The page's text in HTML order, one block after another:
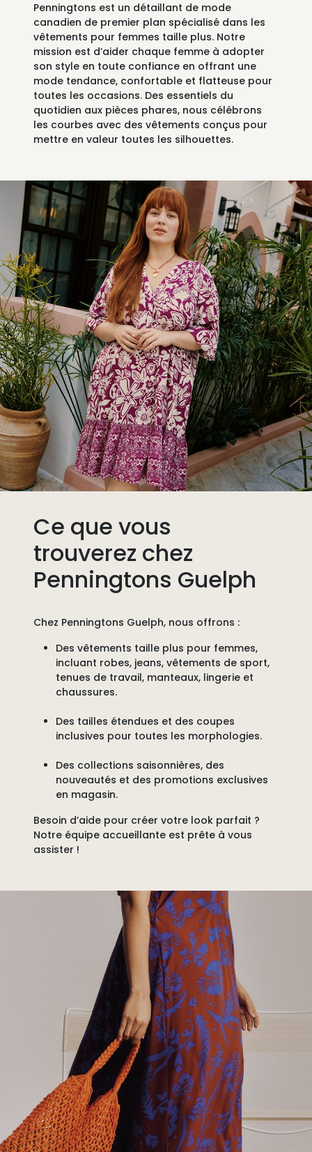
Penningtons est un détaillant de mode
canadien de premier plan spécialisé dans les
vêtements pour femmes taille plus. Notre
mission est d’aider chaque femme à adopter
son style en toute confiance en offrant une
mode tendance, confortable et flatteuse pour
toutes les occasions. Des essentiels du
quotidien aux pièces phares, nous célébrons
les courbes avec des vêtements conçus pour
mettre en valeur toutes les silhouettes.
Ce que vous
trouverez chez
Penningtons Guelph
Chez Penningtons Guelph, nous offrons :
Des vêtements taille plus pour femmes,
incluant robes, jeans, vêtements de sport,
tenues de travail, manteaux, lingerie et
chaussures.
Des tailles étendues et des coupes
inclusives pour toutes les morphologies.
Des collections saisonnières, des
nouveautés et des promotions exclusives
en magasin.
Besoin d’aide pour créer votre look parfait ?
Notre équipe accueillante est prête à vous
assister !